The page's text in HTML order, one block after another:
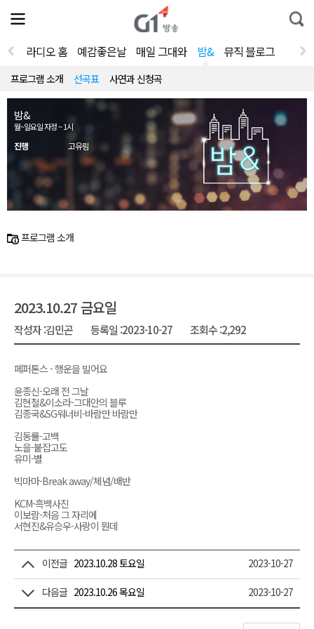
전
체
뉴
열
통
합
라디오 홈 예감좋은날 매일 그대와 밤& 뮤직 블로그
프로그램 소개 선곡표 사연과 신청곡
밤&
월~일요일 자정 ~ 1시
진행 고유림
프로그램 소개
2023.10.27 금요일
작성자 :김민곤 등록일 :2023-10-27 조회수 :2,292
페퍼톤스 - 행운을 빌어요
윤종신-오래 전 그날
김현철&이소라-그대안의 블루
김종국&SG워너비-바람만 바람만
김동률-고백
노을-붙잡고도
유미-별
빅마마-Break away/체념/배반
KCM-흑백사진
이보람-처음 그 자리에
서현진&유승우-사랑이 뭔데
이전글 2023.10.28 토요일 2023-10-27
다음글 2023.10.26 목요일 2023-10-27